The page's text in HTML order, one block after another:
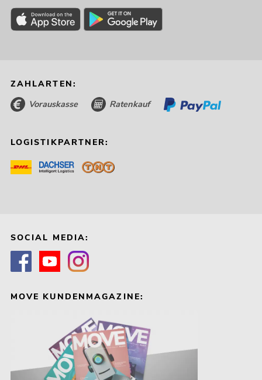
ZAHLARTEN:
Vorauskasse Ratenkauf
LOGISTIKPARTNER:
SOCIAL MEDIA:
MOVE KUNDENMAGAZINE: